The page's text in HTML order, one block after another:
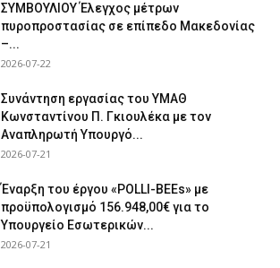
ΣΥΜΒΟΥΛΙΟΥ Έλεγχος μέτρων
πυροπροστασίας σε επίπεδο Μακεδονίας
–...
2026-07-22
Συνάντηση εργασίας του ΥΜΑΘ
Κωνσταντίνου Π. Γκιουλέκα με τον
Αναπληρωτή Υπουργό...
2026-07-21
Έναρξη του έργου «POLLI-BEEs» με
προϋπολογισμό 156.948,00€ για το
Υπουργείο Εσωτερικών...
2026-07-21